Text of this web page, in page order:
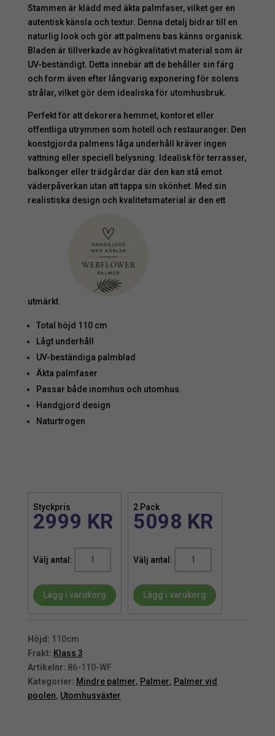
Stammen är klädd med äkta palmfaser, vilket ger en
autentisk känsla och textur. Denna detalj bidrar till en
naturlig look och gör att palmens bas känns organisk.
Bladen är tillverkade av högkvalitativt material som är
UV-beständigt. Detta innebär att de behåller sin färg
och form även efter långvarig exponering för solens
strålar, vilket gör dem idealiska för utomhusbruk.
Perfekt för att dekorera hemmet, kontoret eller
offentliga utrymmen som hotell och restauranger. Den
konstgjorda palmens låga underhåll kräver ingen
vattning eller speciell belysning. Idealisk för terrasser,
balkonger eller trädgårdar där den kan stå emot
väderpåverkan utan att tappa sin skönhet. Med sin
realistiska design och kvalitetsmaterial är den ett
utmärkt
Total höjd 110 cm
Lågt underhåll
UV-beständiga palmblad
Äkta palmfaser
Passar både inomhus och utomhus.
Handgjord design
Naturtrogen
Styckpris
2999 KR
Kanarie
Grön
UV
110
cm
mängd
Lägg i varukorg
2 Pack
5098 KR
Kanarie
cm
Lägg i varukorg
Höjd: 110cm
Frakt: Klass 3
Artikelnr: 86-110-WF
Kategorier: Mindre palmer, Palmer, Palmer vid
poolen, Utomhusväxter